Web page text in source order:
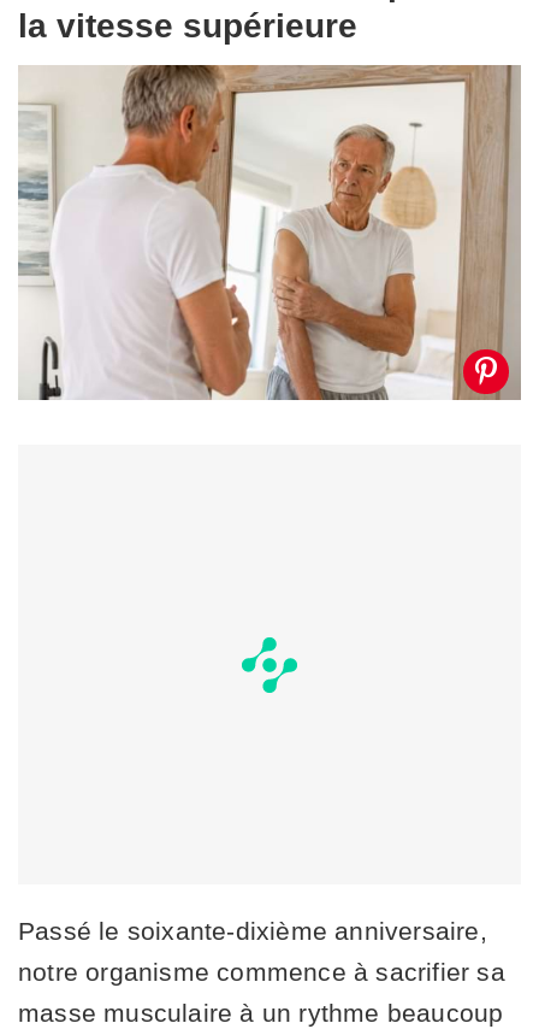
la vitesse supérieure
Passé le soixante-dixième anniversaire,
notre organisme commence à sacrifier sa
masse musculaire à un rythme beaucoup